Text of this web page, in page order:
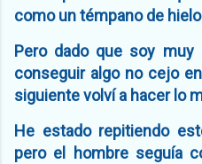
como un témpano de
Pero dado que soy muy
conseguir algo no cejo
siguiente volví a hacer lo
He estado repitiendo
pero el hombre seguía